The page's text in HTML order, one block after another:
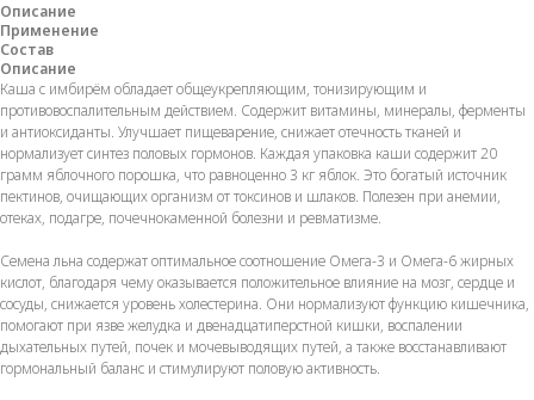
Описание
Применение
Состав
Описание
Каша с имбирём обладает общеукрепляющим, тонизирующим и
противовоспалительным действием. Содержит витамины, минералы, ферменты
и антиоксиданты. Улучшает пищеварение, снижает отечность тканей и
нормализует синтез половых гормонов. Каждая упаковка каши содержит 20
грамм яблочного порошка, что равноценно 3 кг яблок. Это богатый источник
пектинов, очищающих организм от токсинов и шлаков. Полезен при анемии,
отеках, подагре, почечнокаменной болезни и ревматизме.
Семена льна содержат оптимальное соотношение Омега-3 и Омега-6 жирных
кислот, благодаря чему оказывается положительное влияние на мозг, сердце и
сосуды, снижается уровень холестерина. Они нормализуют функцию кишечника,
помогают при язве желудка и двенадцатиперстной кишки, воспалении
дыхательных путей, почек и мочевыводящих путей, а также восстанавливают
гормональный баланс и стимулируют половую активность.